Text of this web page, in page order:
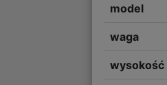
model
waga
wysokość